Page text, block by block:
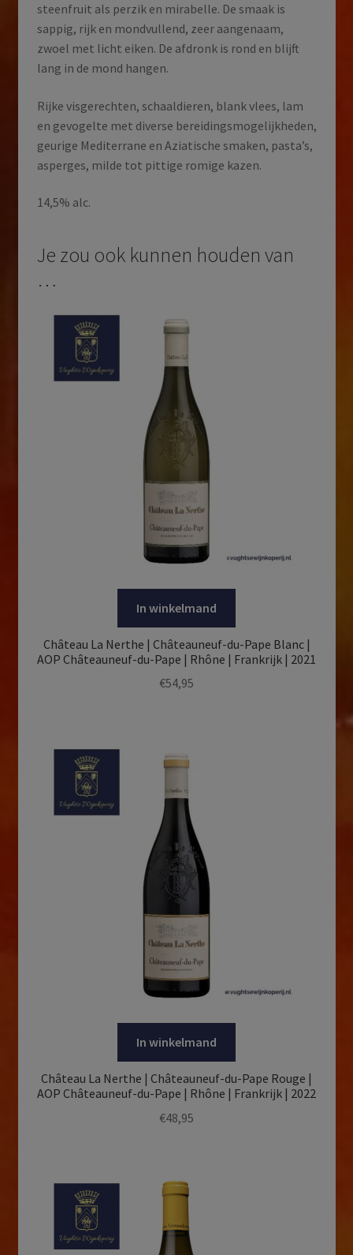
steenfruit als perzik en mirabelle. De smaak is
sappig, rijk en mondvullend, zeer aangenaam,
zwoel met licht eiken. De afdronk is rond en blijft
lang in de mond hangen.
Rijke visgerechten, schaaldieren, blank vlees, lam
en gevogelte met diverse bereidingsmogelijkheden,
geurige Mediterrane en Aziatische smaken, pasta’s,
asperges, milde tot pittige romige kazen.
14,5% alc.
Je zou ook kunnen houden van
…
In winkelmand
Château La Nerthe | Châteauneuf-du-Pape Blanc |
AOP Châteauneuf-du-Pape | Rhône | Frankrijk | 2021
€54,95
In winkelmand
Château La Nerthe | Châteauneuf-du-Pape Rouge |
AOP Châteauneuf-du-Pape | Rhône | Frankrijk | 2022
€48,95